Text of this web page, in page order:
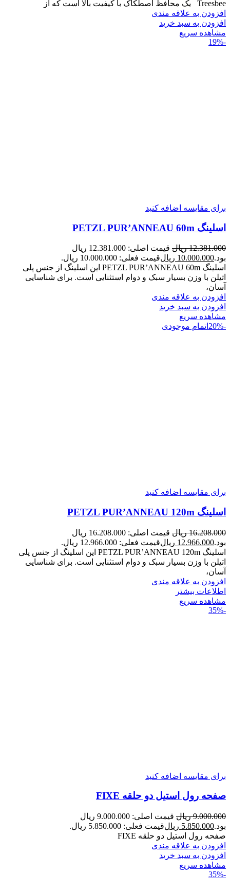
Treesbee یک محافظ اصطکاک با کیفیت بالا است که از
افزودن به علاقه مندی
افزودن به سبد خرید
مشاهده سریع
-19%
برای مقایسه اضافه کنید
اسلینگ PETZL PUR’ANNEAU 60m
12.381.000 ریال
قیمت اصلی: 12.381.000 ریال
بود.10.000.000 ریالقیمت فعلی: 10.000.000 ریال.
اسلینگ PETZL PUR’ANNEAU 60m این اسلینگ از جنس پلی
اتیلن با وزن بسیار سبک و دوام استثنایی است. برای شناسایی
آسان،
افزودن به علاقه مندی
افزودن به سبد خرید
مشاهده سریع
-20%
اتمام موجودی
برای مقایسه اضافه کنید
اسلینگ PETZL PUR’ANNEAU 120m
16.208.000 ریال
قیمت اصلی: 16.208.000 ریال
بود.12.966.000 ریالقیمت فعلی: 12.966.000 ریال.
اسلینگ PETZL PUR’ANNEAU 120m این اسلینگ از جنس پلی
اتیلن با وزن بسیار سبک و دوام استثنایی است. برای شناسایی
آسان،
افزودن به علاقه مندی
اطلاعات بیشتر
مشاهده سریع
-35%
برای مقایسه اضافه کنید
صفحه رول استیل دو حلقه FIXE
9.000.000 ریال
قیمت اصلی: 9.000.000 ریال
بود.5.850.000 ریالقیمت فعلی: 5.850.000 ریال.
صفحه رول استیل دو حلقه FIXE
افزودن به علاقه مندی
افزودن به سبد خرید
مشاهده سریع
-35%